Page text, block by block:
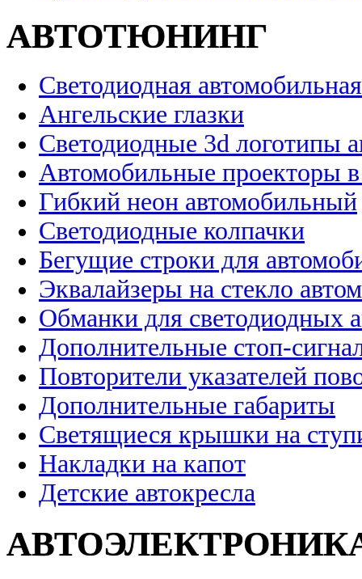
АВТОТЮНИНГ
Светодиодная
Ангельские глазки
Светодиодные 3d логотипы
Автомобильные проекторы
Гибкий неон автомобильный
Светодиодные колпачки
Бегущие строки для
Эквалайзеры на стекло
Обманки для светодиодных
Дополнительные стоп-
Повторители указателей
Дополнительные габариты
Светящиеся крышки на
Накладки на капот
Детские автокресла